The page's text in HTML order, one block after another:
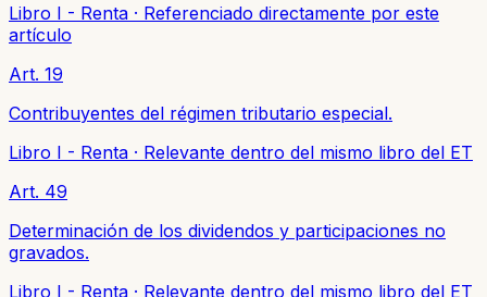
Libro I - Renta · Referenciado directamente por este
artículo
Art. 19
Contribuyentes del régimen tributario especial.
Libro I - Renta · Relevante dentro del mismo libro del ET
Art. 49
Determinación de los dividendos y participaciones no
gravados.
Libro I - Renta · Relevante dentro del mismo libro del ET